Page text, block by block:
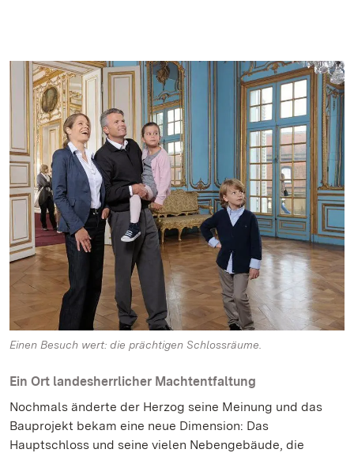
Einen Besuch wert: die prächtigen Schlossräume.
Ein Ort landesherrlicher Machtentfaltung
Nochmals änderte der Herzog seine Meinung und das
Bauprojekt bekam eine neue Dimension: Das
Hauptschloss und seine vielen Nebengebäude, die